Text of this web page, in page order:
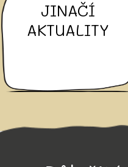
JINAČÍ
AKTUALITY